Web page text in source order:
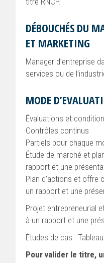
DÉBOUCHÉS DU
ET MARKETING
Manager d’entreprise
services ou de
MODE
Évaluations et
Contrôles continus
Partiels pour chaque
Étude de marché et
rapport et une
Plan d’actions et offre
un rapport et une
Projet entrepreneurial
à un rapport et une
Études de cas :
Pour valider le titre,